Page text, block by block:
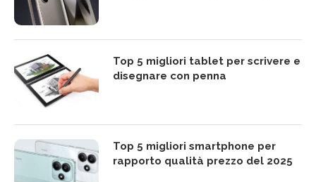
Top 5 migliori tablet per scrivere e
disegnare con penna
Top 5 migliori smartphone per
rapporto qualità prezzo del 2025